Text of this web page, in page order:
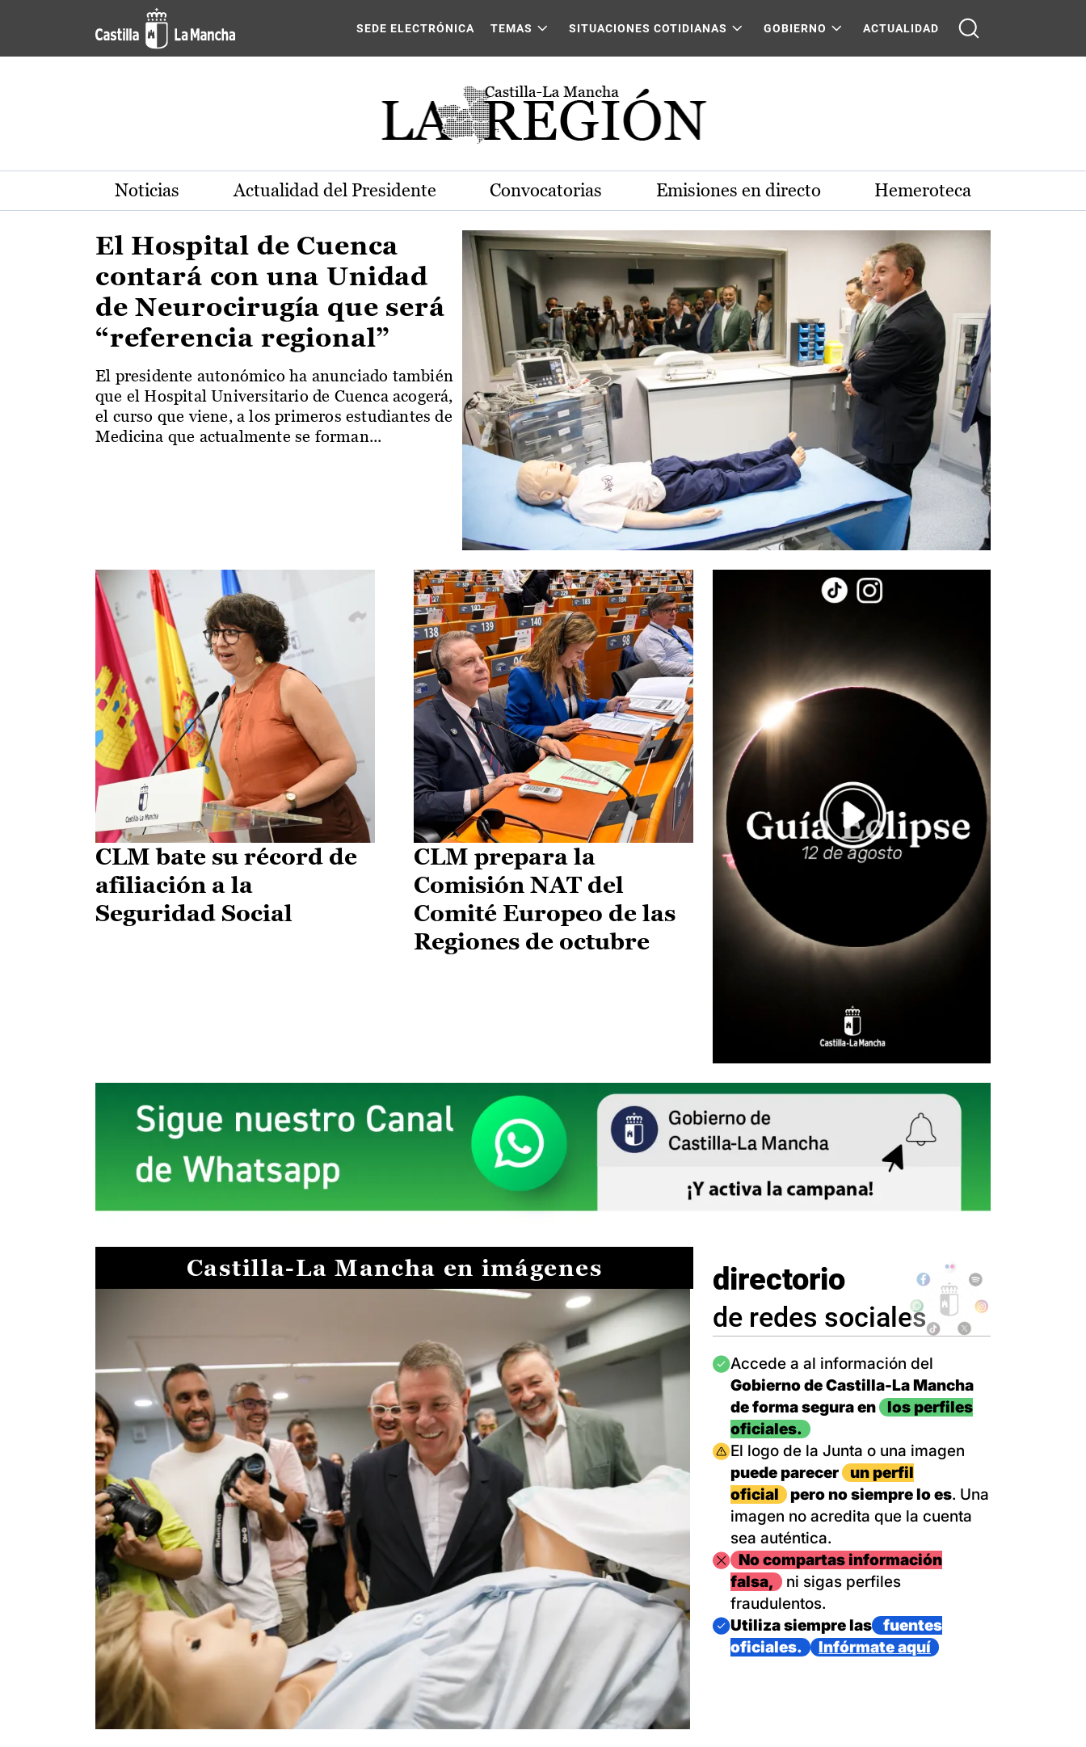
Pasar al contenido principal
Actualidad de la región de Castilla-La Mancha
SEDE ELECTRÓNICA TEMAS SITUACIONES COTIDIANAS GOBIERNO ACTUALIDAD
Noticias Actualidad del Presidente Convocatorias Emisiones en directo Hemeroteca
El Hospital de Cuenca
contará con una Unidad
de Neurocirugía que será
“referencia regional”
El presidente autonómico ha anunciado también
que el Hospital Universitario de Cuenca acogerá,
el curso que viene, a los primeros estudiantes de
Medicina que actualmente se forman...
CLM bate su récord de
afiliación a la
Seguridad Social
CLM prepara la
Comisión NAT del
Comité Europeo de las
Regiones de octubre
Castilla-La Mancha en imágenes directorio
de redes sociales
Imagen
Accede a al información del
Gobierno de Castilla-La Mancha
de forma segura en
los perfiles
oficiales.
Imagen
El logo de la Junta o una imagen
puede parecer
un perfil
oficial
pero no siempre lo es. Una
imagen no acredita que la cuenta
sea auténtica.
ImagenNo compartas información
falsa,
ni sigas perfiles
fraudulentos.
Imagen
Utiliza siempre las
fuentes
oficiales.
Infórmate aquí